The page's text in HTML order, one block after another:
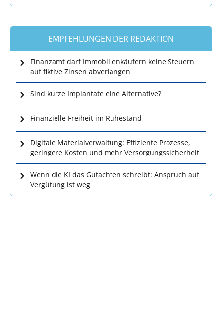
EMPFEHLUNGEN DER REDAKTION
Finanzamt darf Immobilienkäufern keine Steuern
auf fiktive Zinsen abverlangen
Sind kurze Implantate eine Alternative?
Finanzielle Freiheit im Ruhestand
Digitale Materialverwaltung: Effiziente Prozesse,
geringere Kosten und mehr Versorgungssicherheit
Wenn die KI das Gutachten schreibt: Anspruch auf
Vergütung ist weg